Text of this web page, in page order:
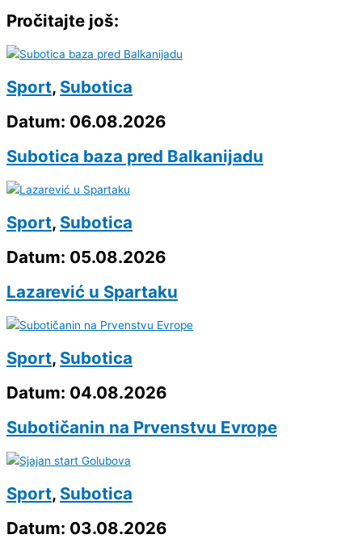
Pročitajte još:
Sport, Subotica
Datum: 06.08.2026
Subotica baza pred Balkanijadu
Sport, Subotica
Datum: 05.08.2026
Lazarević u Spartaku
Sport, Subotica
Datum: 04.08.2026
Subotičanin na Prvenstvu Evrope
Sport, Subotica
Datum: 03.08.2026